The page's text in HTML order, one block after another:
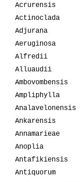
Acrurensis
Actinoclada
Adjurana
Aeruginosa
Alfredii
Alluaudii
Ambovombensis
Ampliphylla
Analavelonensis
Ankarensis
Annamarieae
Anoplia
Antafikiensis
Antiquorum